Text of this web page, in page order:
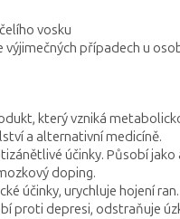
vosku
výjimečných případech u
který vzniká
a alternativní medicíně.
účinky. Působí
doping.
účinky, urychluje hojení
proti depresi, odstraňuje